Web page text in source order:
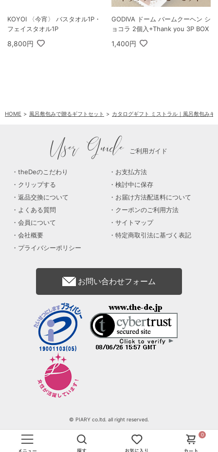
0
KOYOI 〈今宵〉 バスタオル1P・
フェイスタオル1P
8,800円
GODIVA ドーム バームクーヘン シ
ョコラ 2個入+Thank you 3P BOX
1,400円
HOME 風呂敷包みで贈るギフトセット カタログギフト ミストラル｜風呂敷包みギ
User Guide ご利用ガイド
theDeのこだわり
お支払方法
クリップする
検討中に保存
返品交換について
お届け方法配送料について
よくある質問
クーポンのご利用方法
会員について
サイトマップ
会社概要
特定商取引法に基づく表記
プライバシーポリシー
お問い合わせフォーム
© PIARY co.ltd. all right reserved.